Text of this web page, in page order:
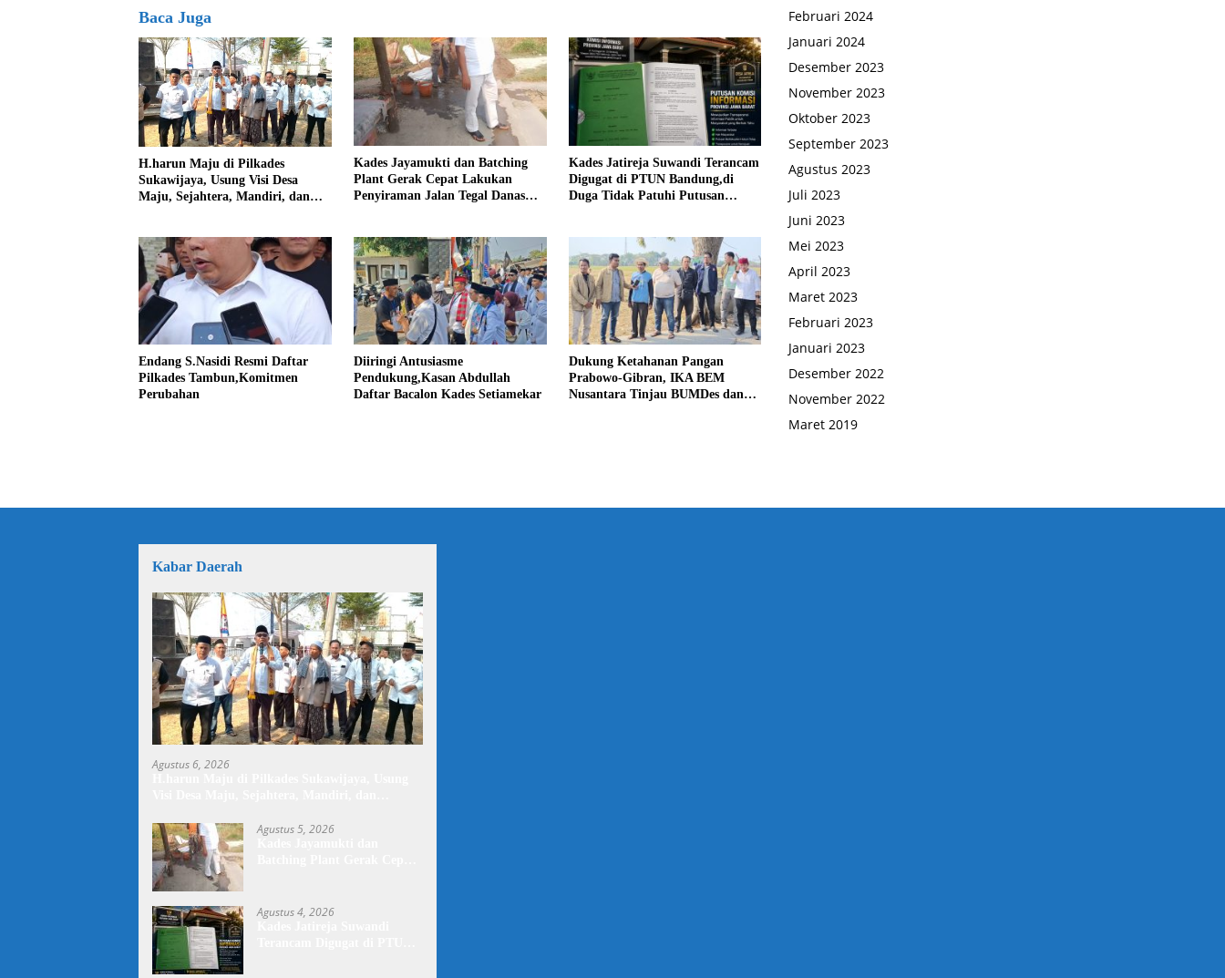
Baca Juga
H.harun Maju di Pilkades
Sukawijaya, Usung Visi Desa
Maju, Sejahtera, Mandiri, dan
Kades Jayamukti dan Batching
Plant Gerak Cepat Lakukan
Penyiraman Jalan Tegal Danas
Kades Jatireja Suwandi Terancam
Digugat di PTUN Bandung,di
Duga Tidak Patuhi Putusan
Endang S.Nasidi Resmi Daftar
Pilkades Tambun,Komitmen
Perubahan
Diiringi Antusiasme
Pendukung,Kasan Abdullah
Daftar Bacalon Kades Setiamekar
Dukung Ketahanan Pangan
Prabowo-Gibran, IKA BEM
Nusantara Tinjau BUMDes dan
Februari 2024
Januari 2024
Desember 2023
November 2023
Oktober 2023
September 2023
Agustus 2023
Juli 2023
Juni 2023
Mei 2023
April 2023
Maret 2023
Februari 2023
Januari 2023
Desember 2022
November 2022
Maret 2019
Kabar Daerah
Agustus 6, 2026
Agustus 5, 2026
Agustus 4, 2026